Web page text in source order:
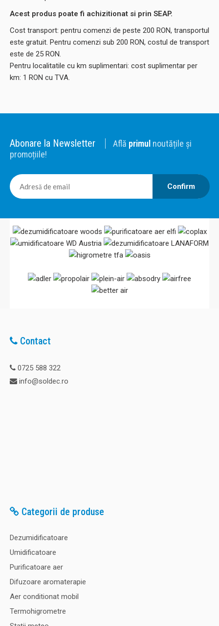
Acest produs poate fi achizitionat si prin SEAP.
Cost transport: pentru comenzi de peste 200 RON, transportul
este gratuit. Pentru comenzi sub 200 RON, costul de transport
este de 25 RON.
Pentru localitatile cu km suplimentari: cost suplimentar per
km: 1 RON cu TVA.
Abonare la Newsletter Află primul noutățile și
promoțiile!
Confirm
Contact
0725 588 322
info@soldec.ro
Categorii de produse
Dezumidificatoare
Umidificatoare
Purificatoare aer
Difuzoare aromaterapie
Aer conditionat mobil
Termohigrometre